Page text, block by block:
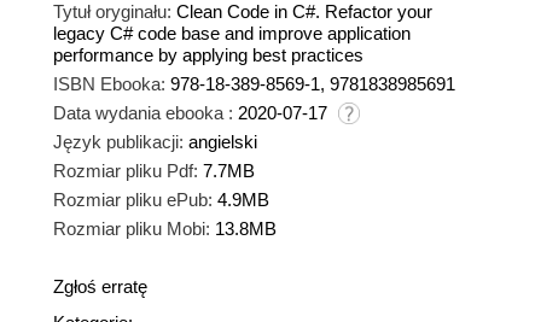
Tytuł oryginału: Clean Code in C#. Refactor your
legacy C# code base and improve application
performance by applying best practices
ISBN Ebooka: 978-18-389-8569-1, 9781838985691
Data wydania ebooka : 2020-07-17
Język publikacji: angielski
Rozmiar pliku Pdf: 7.7MB
Rozmiar pliku ePub: 4.9MB
Rozmiar pliku Mobi: 13.8MB
Zgłoś erratę